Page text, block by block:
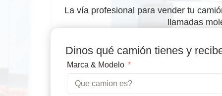
La vía profesional para vender tu
llamadas
Dinos qué camión tienes y
Marca & Modelo